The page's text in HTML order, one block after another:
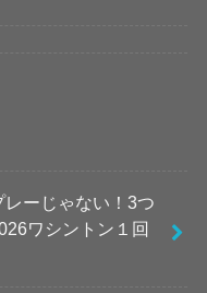
レーじゃない！3つ
ワシントン１回